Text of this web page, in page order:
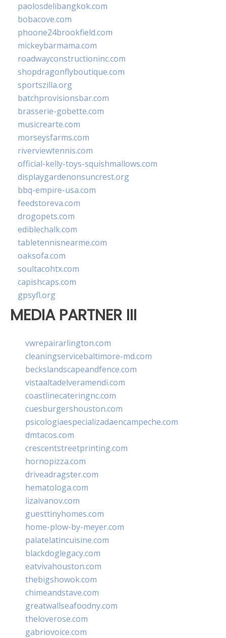
paolosdelibangkok.com
bobacove.com
phoone24brookfield.com
mickeybarmama.com
roadwayconstructioninc.com
shopdragonflyboutique.com
sportszilla.org
batchprovisionsbar.com
brasserie-gobette.com
musicrearte.com
morseysfarms.com
riverviewtennis.com
official-kelly-toys-squishmallows.com
displaygardenonsuncrest.org
bbq-empire-usa.com
feedstoreva.com
drogopets.com
ediblechalk.com
tabletennisnearme.com
oaksofa.com
soultacohtx.com
capishcaps.com
gpsyfl.org
MEDIA PARTNER III
vwrepairarlington.com
cleaningservicebaltimore-md.com
beckslandscapeandfence.com
vistaaltadelveramendi.com
coastlinecateringnc.com
cuesburgershouston.com
psicologiaespecializadaencampeche.com
dmtacos.com
crescentstreetprinting.com
hornopizza.com
driveadragster.com
hematologa.com
lizaivanov.com
guesttinyhomes.com
home-plow-by-meyer.com
palatelatincuisine.com
blackdoglegacy.com
eatvivahouston.com
thebigshowok.com
chimeandstave.com
greatwallseafoodny.com
theloverose.com
gabriovoice.com